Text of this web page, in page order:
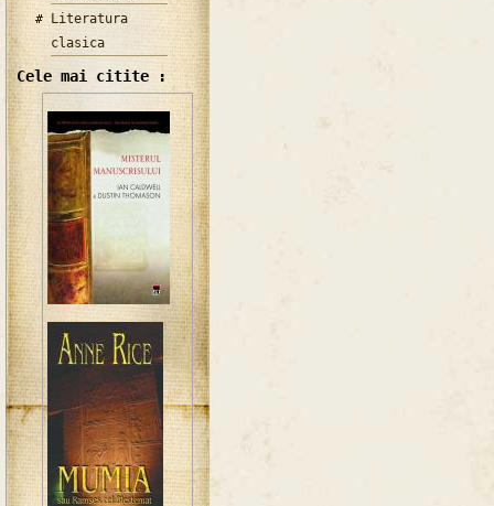
Literatura
clasica
Cele mai citite :